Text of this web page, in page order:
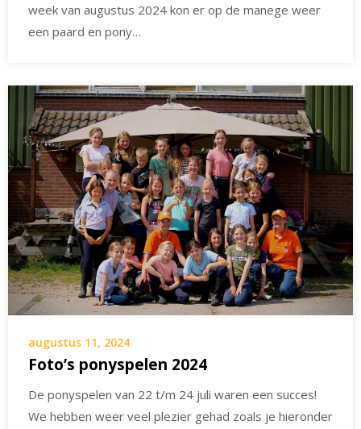
week van augustus 2024 kon er op de manege weer
een paard en pony…
augustus 11, 2024
Foto’s ponyspelen 2024
De ponyspelen van 22 t/m 24 juli waren een succes!
We hebben weer veel plezier gehad zoals je hieronder